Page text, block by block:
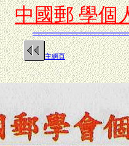
中國郵 學個
主網頁